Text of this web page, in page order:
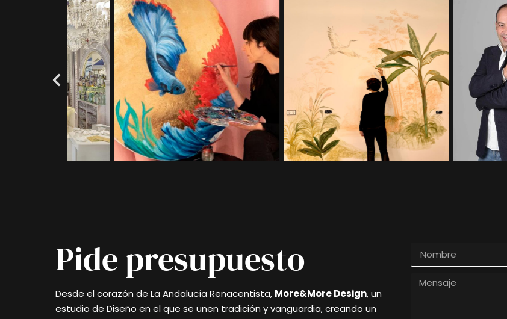
Pide presupuesto
Desde el corazón de La Andalucía Renacentista, More&More Design, un
estudio de Diseño en el que se unen tradición y vanguardia, creando un